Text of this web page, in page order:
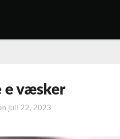
e væsker
juli 22, 2023